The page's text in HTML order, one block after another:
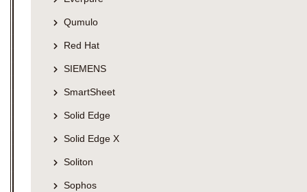
Qumulo
Red Hat
SIEMENS
SmartSheet
Solid Edge
Solid Edge X
Soliton
Sophos